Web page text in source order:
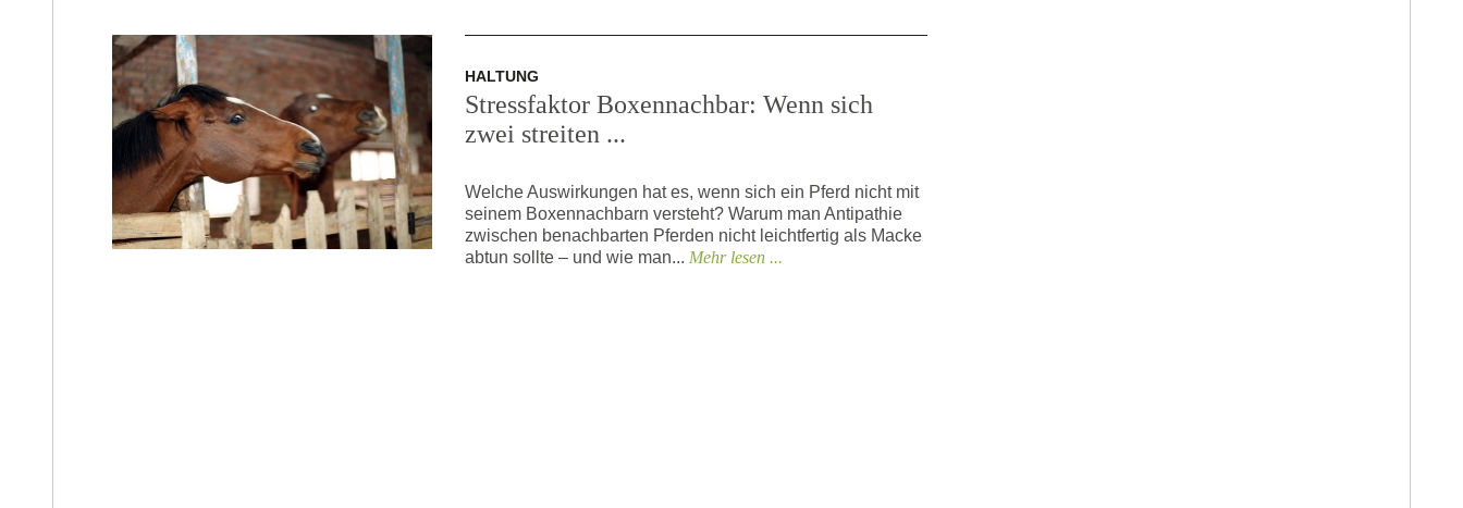
HALTUNG
Stressfaktor Boxennachbar: Wenn sich
zwei streiten ...
Welche Auswirkungen hat es, wenn sich ein Pferd nicht mit
seinem Boxennachbarn versteht? Warum man Antipathie
zwischen benachbarten Pferden nicht leichtfertig als Macke
abtun sollte – und wie man...Mehr lesen ...